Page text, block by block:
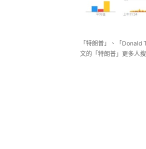
「特朗普」、「
文的「特朗普」更多人